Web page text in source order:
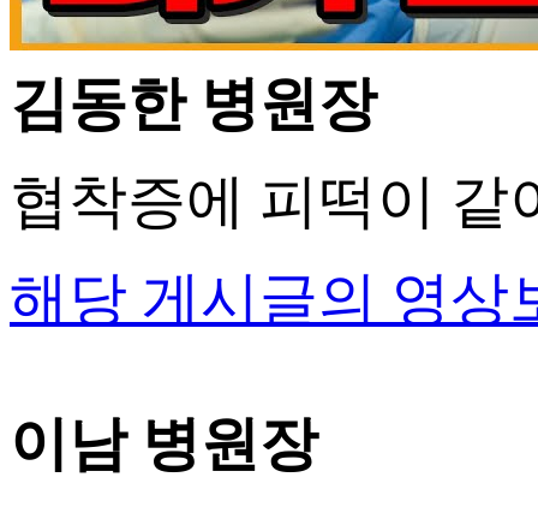
김동한 병원장
협착증에 피떡이 같
해당 게시글의 영상
이남 병원장